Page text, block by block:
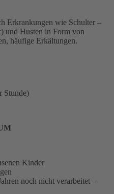
Erkrankungen wie Schulter –
und Husten in Form von
häufige Erkältungen.
Stunde)
Kinder
noch nicht verarbeitet –